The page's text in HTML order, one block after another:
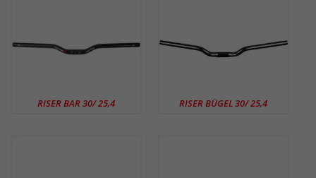
RISER BAR 30/ 25,4 RISER BÜGEL 30/ 25,4